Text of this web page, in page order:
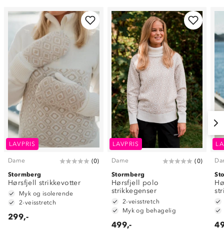
LAVPRIS
Dame (0)
Stormberg
Hørsfjell strikkevotter
Myk og isolerende
2-veisstretch
299,-
LAVPRIS
Dame (0)
Stormberg
Hørsfjell polo
strikkegenser
2-veisstretch
Myk og behagelig
499,-